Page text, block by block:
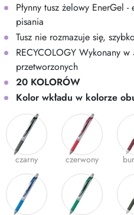
Płynny tusz żelowy EnerGel
pisania
Tusz nie rozmazuje się,
RECYCOLOGY Wykonany w
przetworzonych
20 KOLORÓW
Kolor wkładu w kolorze
czarny czerwony